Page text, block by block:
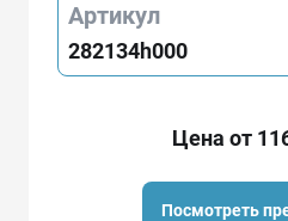
Артикул
282134h000
Цена от
Посмотреть